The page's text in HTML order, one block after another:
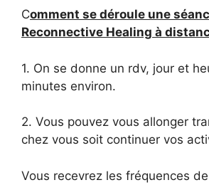
Comment se déroule une
Reconnective Healing à
1. On se donne un rdv, jour et
minutes environ.
2. Vous pouvez vous allonger
chez vous soit continuer vos
Vous recevrez les fréquences